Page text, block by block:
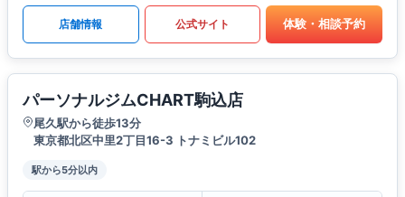
店舗情報 公式サイト 体験・相談予約
パーソナルジムCHART駒込店
尾久駅から徒歩13分
東京都北区中里2丁目16-3 トナミビル102
駅から5分以内